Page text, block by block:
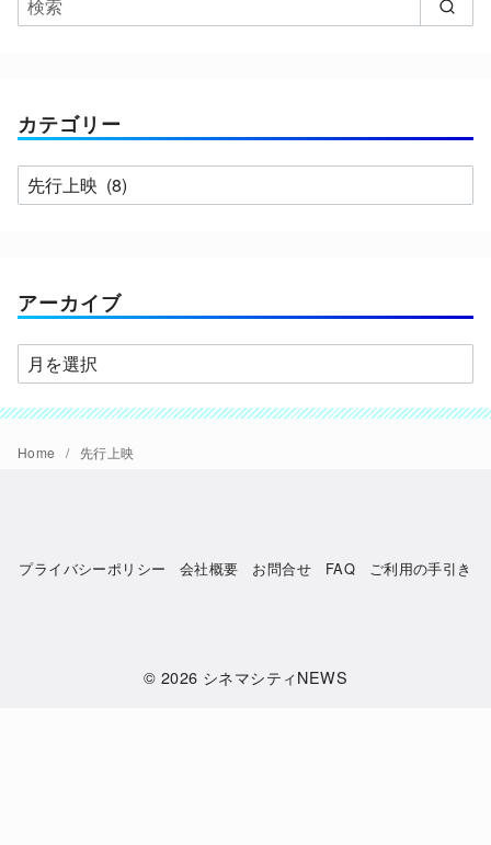
カテゴリー
カ
テ
ー
アーカイブ
ア
ー
カ
イ
Home 先行上映
プライバシーポリシー 会社概要 お問合せ FAQ ご利用の手引き
© 2026 シネマシティNEWS